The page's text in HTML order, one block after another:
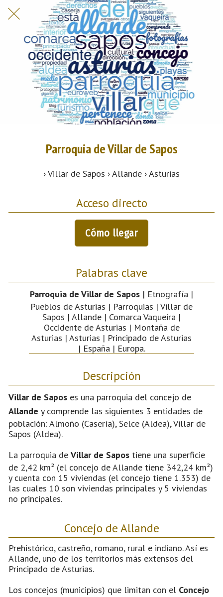
Parroquia de Villar de Sapos
› Villar de Sapos › Allande › Asturias
Acceso directo
Cómo llegar
Palabras clave
Parroquia de Villar de Sapos | Etnografía |
Pueblos de Asturias | Parroquias | Villar de
Sapos | Allande | Comarca Vaqueira |
Occidente de Asturias | Montaña de
Asturias | Asturias | Principado de Asturias
| España | Europa.
Descripción
Villar de Sapos es una parroquia del concejo de
Allande y comprende las siguientes 3 entidades de
población: Almoño (Casería), Selce (Aldea), Villar de
Sapos (Aldea).
La parroquia de Villar de Sapos tiene una superficie
de 2,42 km² (el concejo de Allande tiene 342,24 km²)
y cuenta con 15 viviendas (el concejo tiene 1.353) de
las cuales 10 son viviendas principales y 5 viviendas
no principales.
Concejo de Allande
Prehistórico, castreño, romano, rural e indiano. Así es
Allande, uno de los territorios más extensos del
Principado de Asturias.
Los concejos (municipios) que limitan con el Concejo